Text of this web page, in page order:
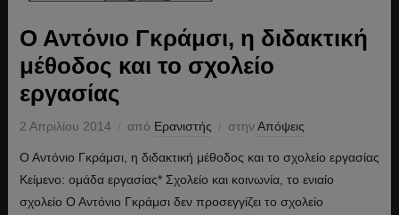
Ο Αντόνιο Γκράμσι, η διδακτική
μέθοδος και το σχολείο
εργασίας
2 Απριλίου 2014 από Ερανιστής στηνΑπόψεις
Ο Αντόνιο Γκράμσι, η διδακτική μέθοδος και το σχολείο εργασίας
Κείμενο: ομάδα εργασίας* Σχολείο και κοινωνία, το ενιαίο
σχολείο Ο Αντόνιο Γκράμσι δεν προσεγγίζει το σχολείο